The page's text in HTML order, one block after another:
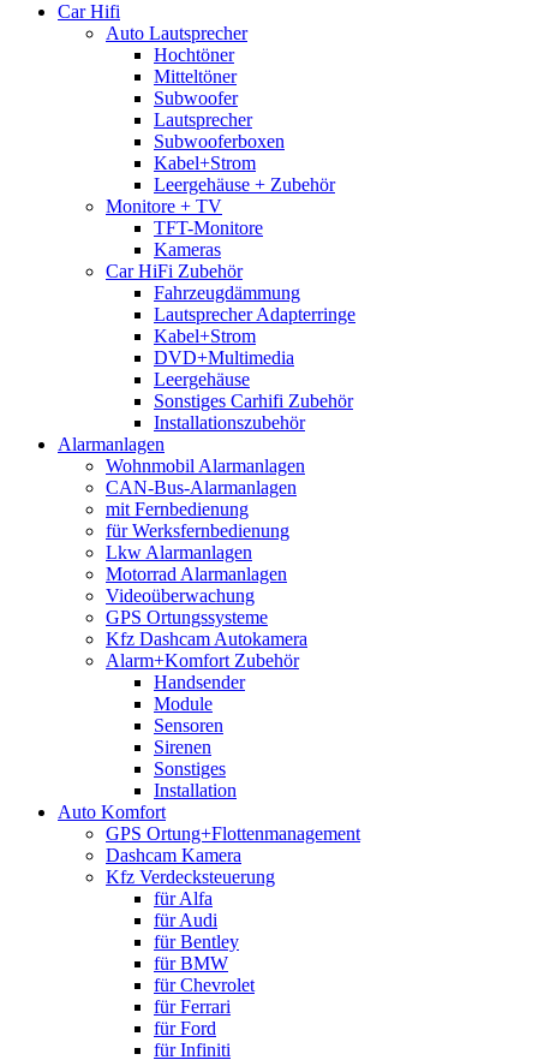
Car Hifi
Auto Lautsprecher
Hochtöner
Mitteltöner
Subwoofer
Lautsprecher
Subwooferboxen
Kabel+Strom
Leergehäuse + Zubehör
Monitore + TV
TFT-Monitore
Kameras
Car HiFi Zubehör
Fahrzeugdämmung
Lautsprecher Adapterringe
Kabel+Strom
DVD+Multimedia
Leergehäuse
Sonstiges Carhifi Zubehör
Installationszubehör
Alarmanlagen
Wohnmobil Alarmanlagen
CAN-Bus-Alarmanlagen
mit Fernbedienung
für Werksfernbedienung
Lkw Alarmanlagen
Motorrad Alarmanlagen
Videoüberwachung
GPS Ortungssysteme
Kfz Dashcam Autokamera
Alarm+Komfort Zubehör
Handsender
Module
Sensoren
Sirenen
Sonstiges
Installation
Auto Komfort
GPS Ortung+Flottenmanagement
Dashcam Kamera
Kfz Verdecksteuerung
für Alfa
für Audi
für Bentley
für BMW
für Chevrolet
für Ferrari
für Ford
für Infiniti